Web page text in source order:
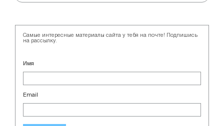
Самые интересные материалы сайта у тебя на почте! Подпишись
на рассылку.
Имя
Email